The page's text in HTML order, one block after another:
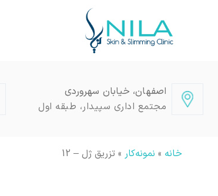
اصفهان، خیابان سهروردی
مجتمع اداری سپیدار، طبقه اول
خانه » نمونه‌کار » تزریق ژل – 12